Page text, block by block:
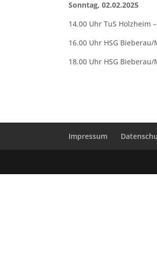
Sonntag, 02.02.2025
14.00 Uhr TuS Holzheim
16.00 Uhr HSG
18.00 Uhr HSG
Impressum